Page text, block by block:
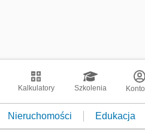
Kalkulatory Szkolenia Konto
Nieruchomości Edukacja